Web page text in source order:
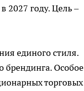
2027 году. Цель –
единого стиля.
брендинга. Особое
торговых